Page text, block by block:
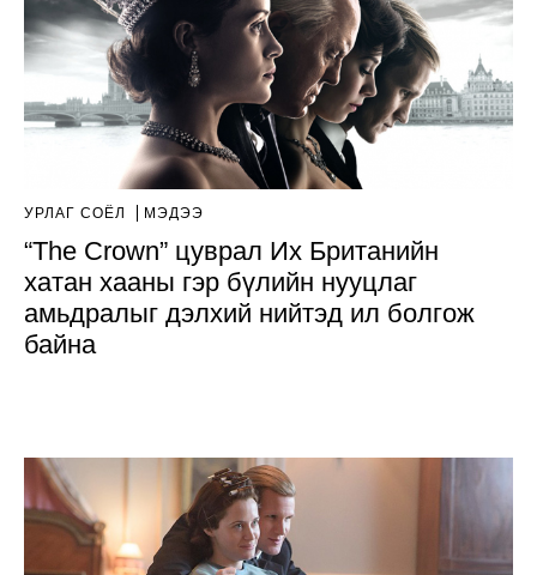
УРЛАГ СОЁЛ МЭДЭЭ
“The Crown” цуврал Их Британийн
хатан хааны гэр бүлийн нууцлаг
амьдралыг дэлхий нийтэд ил болгож
байна